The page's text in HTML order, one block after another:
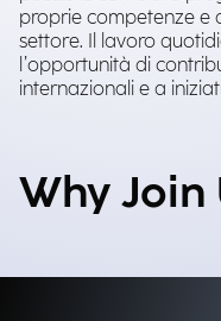
proprie competenze e
settore. Il lavoro
l’opportunità di
internazionali e a
Why Join